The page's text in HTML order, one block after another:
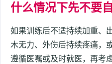
什么情况下先不要
如果训练后不适持续加重、
木无力、外伤后持续疼痛，
遵循医嘱或及时就医，再考